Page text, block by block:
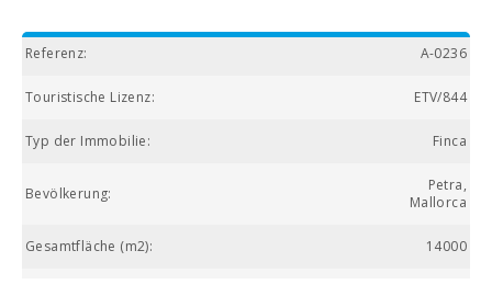
Referenz: A-0236
Touristische Lizenz: ETV/844
Typ der Immobilie: Finca
Bevölkerung:
Petra,
Mallorca
Gesamtfläche (m2): 14000